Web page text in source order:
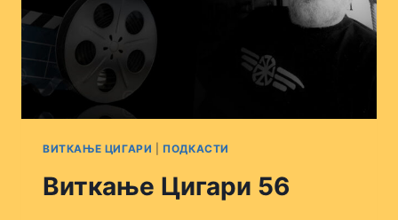
ВИТКАЊЕ ЦИГАРИ ПОДКАСТИ
Виткање Цигари 56